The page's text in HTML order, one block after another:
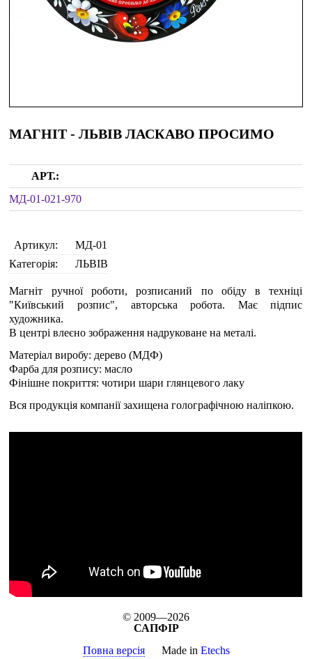
МАГНІТ - ЛЬВІВ ЛАСКАВО ПРОСИМО
АРТ.:
МД-01-021-970
Артикул:
МД-01
Категорія:
ЛЬВІВ
Магніт ручної роботи, розписаний по обіду в техніці
"Київський розпис", авторська робота. Має підпис
художника.
В центрі влеєно зображення надруковане на металі.
Матеріал виробу: дерево (МДФ)
Фарба для розпису: масло
Фінішне покриття: чотири шари глянцевого лаку
Вся продукція компанії захищена голографічною наліпкою.
© 2009—2026
САПФІР
Повна версіяMade in Etechs